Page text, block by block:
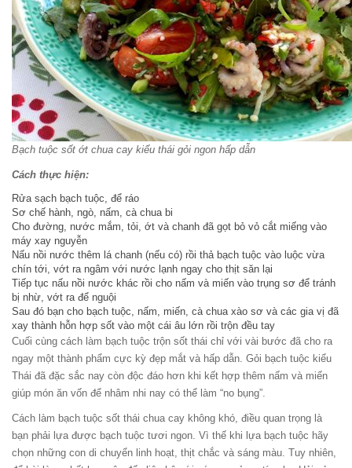
Bạch tuộc sốt ớt chua cay kiểu thái gỏi ngon hấp dẫn
Cách thực hiện:
Rửa sạch bạch tuộc, để ráo
Sơ chế hành, ngò, nấm, cà chua bi
Cho đường, nước mắm, tỏi, ớt và chanh đã gọt bỏ vỏ cắt miếng vào
máy xay nguyễn
Nấu nồi nước thêm lá chanh (nếu có) rồi thả bạch tuộc vào luộc vừa
chín tới, vớt ra ngâm với nước lạnh ngay cho thịt săn lại
Tiếp tục nấu nồi nước khác rồi cho nấm và miến vào trụng sơ để tránh
bị nhừ, vớt ra để nguội
Sau đó bạn cho bạch tuộc, nấm, miến, cà chua xào sơ và các gia vị đã
xay thành hỗn hợp sốt vào một cái âu lớn rồi trộn đều tay
Cuối cùng cách làm bạch tuộc trộn sốt thái chỉ với vài bước đã cho ra
ngay một thành phẩm cực kỳ đẹp mắt và hấp dẫn. Gỏi bạch tuộc kiểu
Thái đã đặc sắc nay còn độc đáo hơn khi kết hợp thêm nấm và miến
giúp món ăn vốn để nhâm nhi nay có thể làm “no bụng”.
Cách làm bạch tuộc sốt thái chua cay không khó, điều quan trọng là
bạn phải lựa được bạch tuộc tươi ngon. Vì thế khi lựa bạch tuộc hãy
chọn những con di chuyển linh hoạt, thịt chắc và sáng màu. Tuy nhiên,